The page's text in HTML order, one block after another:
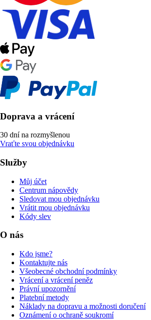
Doprava a vrácení
30 dní na rozmyšlenou
Vraťte svou objednávku
Služby
Můj účet
Centrum nápovědy
Sledovat mou objednávku
Vrátit mou objednávku
Kódy slev
O nás
Kdo jsme?
Kontaktujte nás
Všeobecné obchodní podmínky
Vrácení a vrácení peněz
Právní upozornění
Platební metody
Náklady na dopravu a možnosti doručení
Oznámení o ochraně soukromí